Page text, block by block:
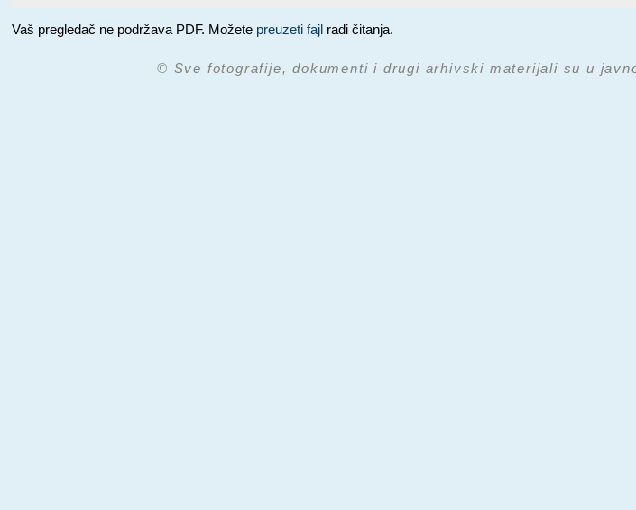
Vaš pregledač ne podržava PDF. Možete preuzeti fajl radi čitanja.
© Sve fotografije, dokumenti i drugi arhivski materijali su u